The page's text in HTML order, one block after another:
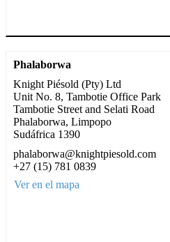
Phalaborwa
Knight Piésold (Pty) Ltd
Unit No. 8, Tambotie Office Park
Tambotie Street and Selati Road
Phalaborwa, Limpopo
Sudáfrica 1390
phalaborwa@knightpiesold.com
+27 (15) 781 0839
Ver en el mapa